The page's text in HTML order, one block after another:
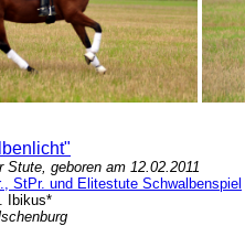
Stute, geboren am 12.02.2011
StPr. und Elitestute Schwalbenspiel
Ibikus*